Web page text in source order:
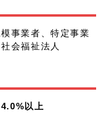
事業者、特定事業
会福祉法人
以上